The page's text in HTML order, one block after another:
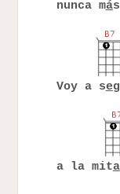
nunca má
Voy a se
a la mita